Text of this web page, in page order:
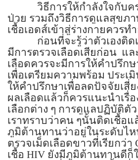
วิธีการให้กำลังใจกับ
ป่วย รวมถึงวิธีการดูแลสุขภา
เชื้อเอดส์เข้าสู่ร่างกายควรท
ก่อนที่จะรู้ว่าตัวเองติด
มีการตรวจเลือดเสียก่อน แล
เลือดควรจะมีการให้คำปรึก
เพื่อเตรียมความพร้อม ประเ
ให้คำปรึกษาเพื่อลดปัจจัยเสี่ย
ผลเลือดแล้วก็ควรแนะนำเรื่
เลือกต่าง ๆ การดูแลปฏิบัติตัว
เราทราบว่าคน ๆนั้นติดเชื้อแ
ภูมิต้านทานว่าอยู่ในระดับไ
ตรวจเม็ดเลือดขาวที่เรียกว่า
เชื้อ HIV ยังมีภูมิต้านทานดีก็